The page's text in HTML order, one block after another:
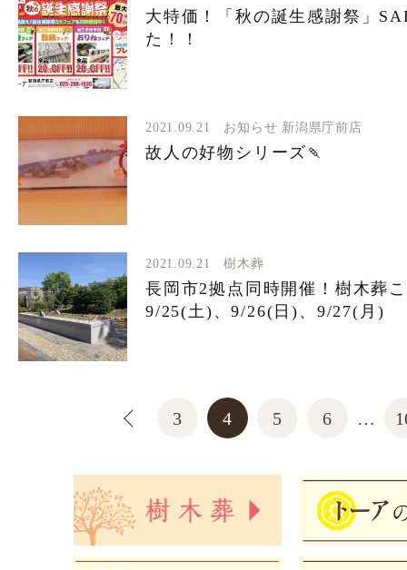
大特価！「秋の誕生感謝祭」
た！！
2021.09.21 お知らせ 新潟県庁前店
故人の好物シリーズ🍡
2021.09.21 樹木葬
長岡市2拠点同時開催！樹木葬
9/25(土)、9/26(日)、9/27(月)
3 4 5 6